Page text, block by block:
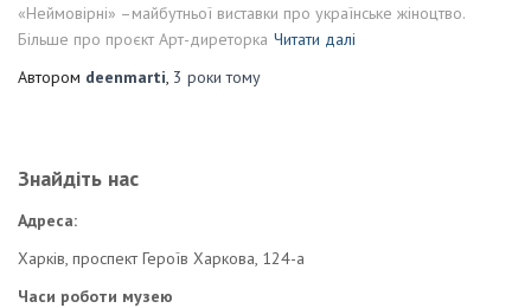
«Неймовірні» –майбутньої виставки про українське жіноцтво.
Більше про проєкт Арт-диреторка Читати далі
Автором deenmarti 3 роки тому
Знайдіть нас
Адреса:
Харків, проспект Героїв Харкова, 124-а
Часи роботи музею